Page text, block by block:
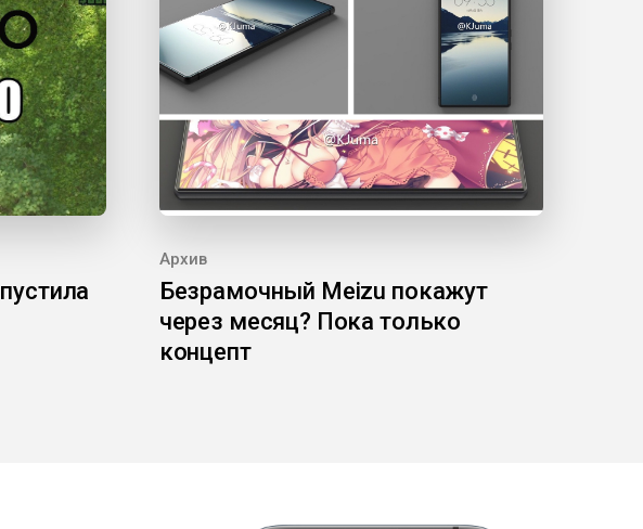
Архив
Безрамочный Meizu покажут
через месяц? Пока только
концепт